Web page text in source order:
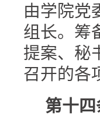
由学院党
组长。筹
提案、秘
召开的各
第十四